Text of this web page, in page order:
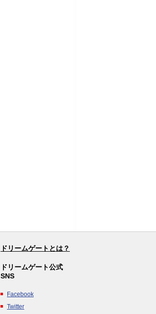
ドリームゲートとは？
ドリームゲート公式
SNS
Facebook
Twitter